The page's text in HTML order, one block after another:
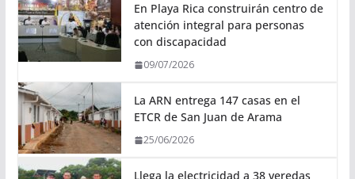
En Playa Rica construirán centro de
atención integral para personas
con discapacidad
09/07/2026
La ARN entrega 147 casas en el
ETCR de San Juan de Arama
25/06/2026
Llega la electricidad a 38 veredas